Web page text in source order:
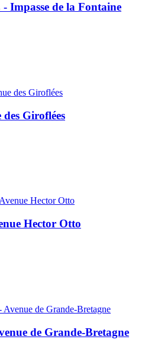
Impasse de la Fontaine
Giroflées
Hector Otto
de Grande-Bretagne